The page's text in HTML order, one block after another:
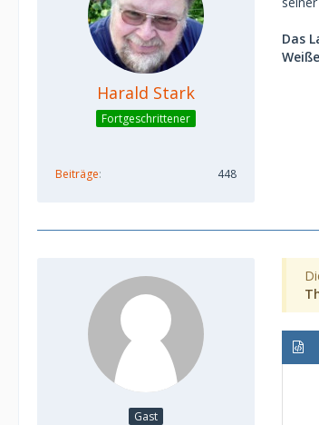
Harald Stark
Fortgeschrittener
Beiträge 448
Das
Gast